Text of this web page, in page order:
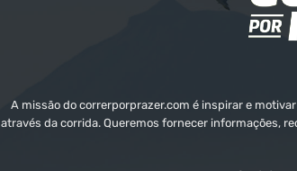
A missão do correrporprazer.com é inspirar e
através da corrida. Queremos fornecer informações,